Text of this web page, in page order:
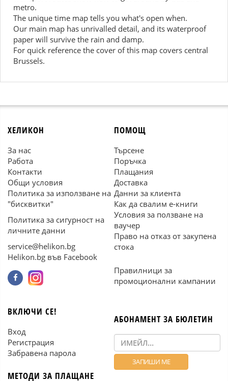
metro.
The unique time map tells you what's open when.
Our main map has unrivalled detail, and its waterproof
paper will survive the rain and damp.
For quick reference the cover of this map covers central
Brussels.
ХЕЛИКОН
За нас
Работа
Контакти
Общи условия
Политика за използване на
"бисквитки"
Политика за сигурност на
личните данни
service@helikon.bg
Helikon.bg във Facebook
ПОМОЩ
Търсене
Поръчка
Плащания
Доставка
Данни за клиента
Как да свалим е-книги
Условия за ползване на
ваучер
Право на отказ от закупена
стока
Правилници за
промоционални кампании
ВКЛЮЧИ СЕ!
Вход
Регистрация
Забравена парола
МЕТОДИ ЗА ПЛАЩАНЕ
АБОНАМЕНТ ЗА БЮЛЕТИН